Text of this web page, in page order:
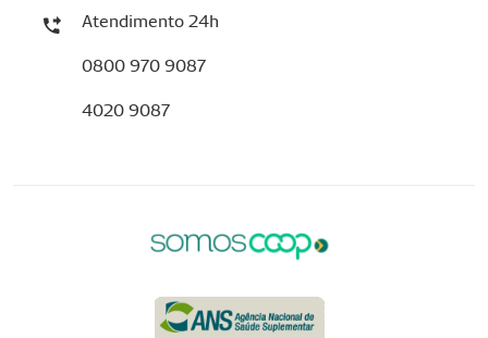
Atendimento 24h
0800 970 9087
4020 9087